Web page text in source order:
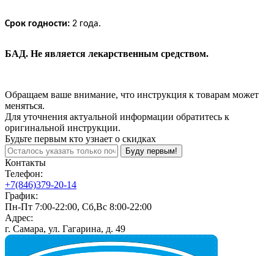
Срок годности: 2 года.
БАД. Не является лекарственным средством.
Обращаем ваше внимание, что инструкция к товарам может
меняться.
Для уточнения актуальной информации обратитесь к
оригинальной инструкции.
Будьте первым кто узнает о скидках
Буду первым!
Контакты
Телефон:
+7(846)379-20-14
График:
Пн-Пт 7:00-22:00, Сб,Вс 8:00-22:00
Адрес:
г. Самара, ул. Гагарина, д. 49